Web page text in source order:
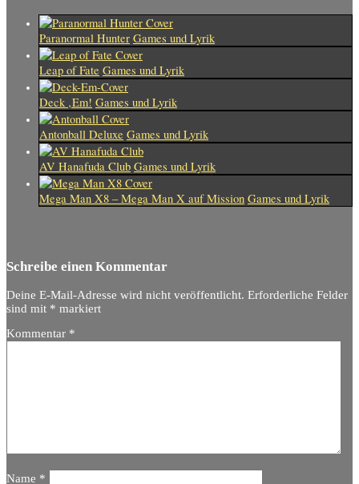
Paranormal Hunter Games und Lyrik
Leap of Fate Games und Lyrik
Deck ‚Em! Games und Lyrik
Antonball Deluxe Games und Lyrik
AV Hanafuda Club Games und Lyrik
Mega Man X8 – Mega Man X auf Mission Games und Lyrik
Schreibe einen Kommentar
Deine E-Mail-Adresse wird nicht veröffentlicht. Erforderliche Felder
sind mit * markiert
Kommentar *
Name *